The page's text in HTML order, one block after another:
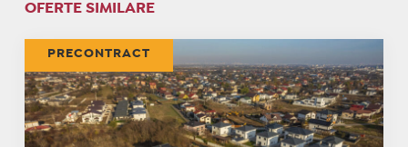
OFERTE SIMILARE
PRECONTRACT